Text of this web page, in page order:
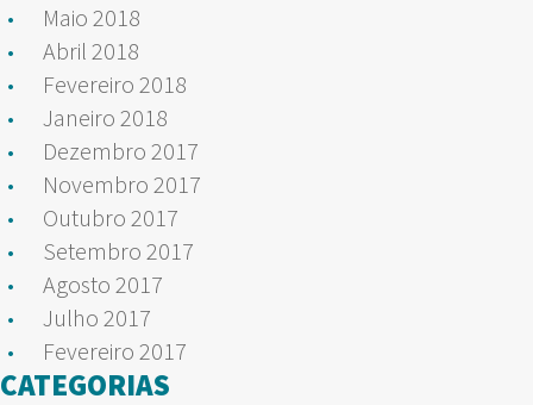
Maio 2018
Abril 2018
Fevereiro 2018
Janeiro 2018
Dezembro 2017
Novembro 2017
Outubro 2017
Setembro 2017
Agosto 2017
Julho 2017
Fevereiro 2017
CATEGORIAS